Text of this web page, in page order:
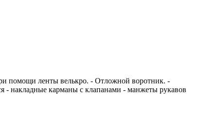
помощи ленты велькро. - Отложной воротник. -
накладные карманы с клапанами - манжеты рукавов